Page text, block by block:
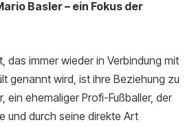
Basler – ein Fokus der
das immer wieder in Verbindung mit
genannt wird, ist ihre Beziehung zu
ein ehemaliger Profi-Fußballer, der
und durch seine direkte Art